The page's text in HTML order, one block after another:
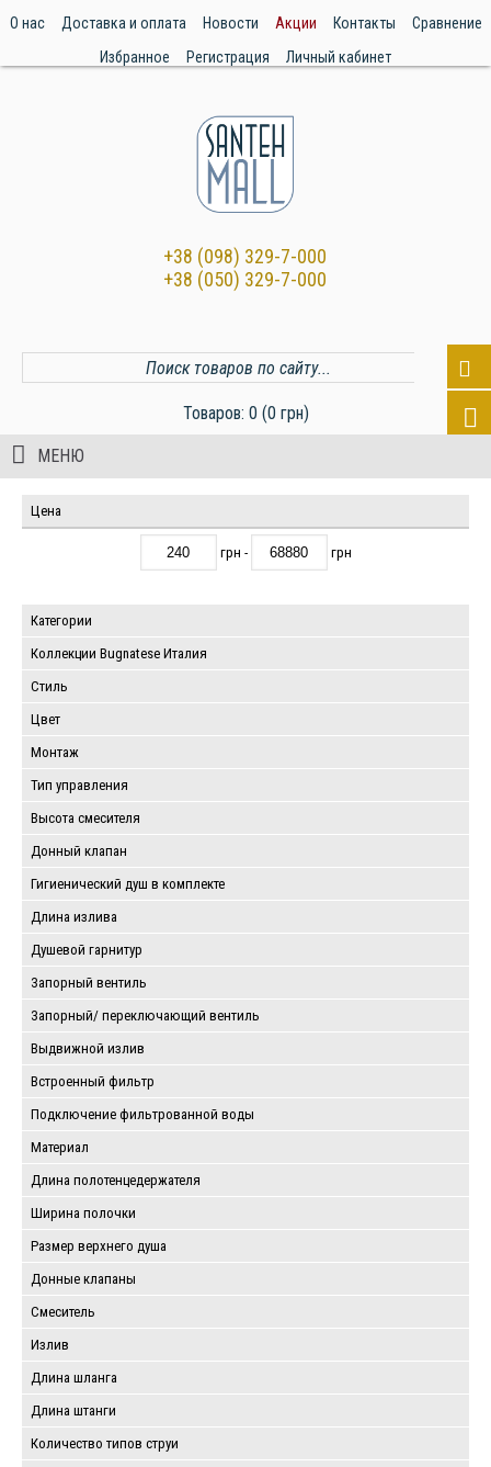
О нас Доставка и оплата Новости Акции Контакты
Сравнение
Избранное
Регистрация Личный кабинет
+38 (098) 329-7-000
+38 (050) 329-7-000
Товаров: 0 (0 грн)
МЕНЮ
Цена
грн - грн
Категории
Коллекции Bugnatese Италия
Стиль
Цвет
Монтаж
Тип управления
Высота смесителя
Донный клапан
Гигиенический душ в комплекте
Длина излива
Душевой гарнитур
Запорный вентиль
Запорный/ переключающий вентиль
Выдвижной излив
Встроенный фильтр
Подключение фильтрованной воды
Материал
Длина полотенцедержателя
Ширина полочки
Размер верхнего душа
Донные клапаны
Смеситель
Излив
Длина шланга
Длина штанги
Количество типов струи